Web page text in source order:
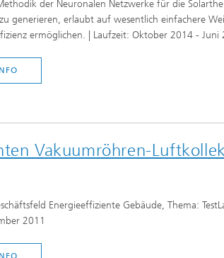
der Neuronalen Netzwerke für die
generieren, erlaubt auf wesentlich einfachere
ermöglichen. | Laufzeit: Oktober 2014 - Juni
Vakuumröhren-
Energieeffiziente Gebäude, Thema:
2011